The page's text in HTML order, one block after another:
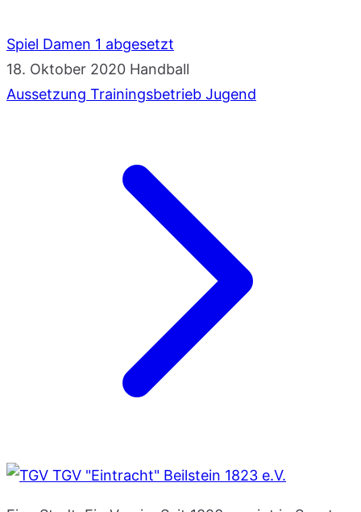
Spiel Damen 1 abgesetzt
18. Oktober 2020 Handball
Aussetzung Trainingsbetrieb Jugend
TGV "Eintracht" Beilstein 1823 e.V.